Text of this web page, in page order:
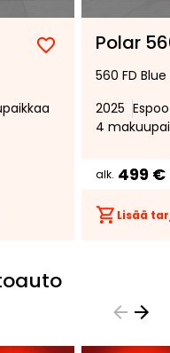
Lisää
suosikiksi
Poista
suosikeista
Polar
560 FD
2025
4
alk. 499 €
Lisää